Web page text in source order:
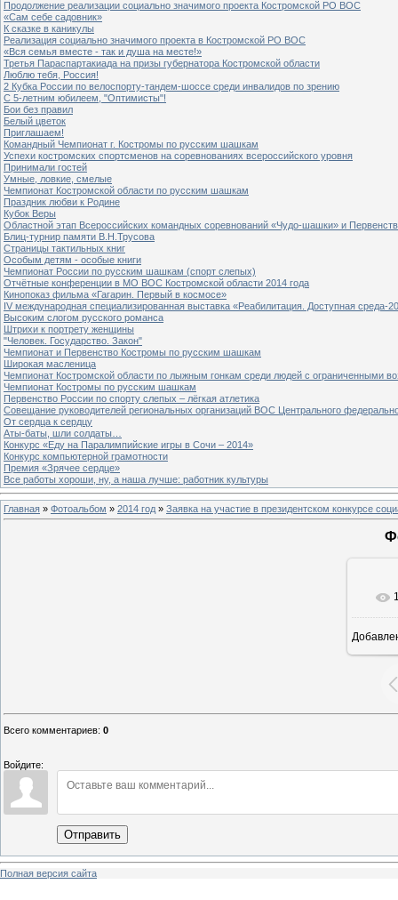
Продолжение реализации социально значимого проекта Костромской РО ВОС
«Сам себе садовник»
К сказке в каникулы
Реализация социально значимого проекта в Костромской РО ВОС
«Вся семья вместе - так и душа на месте!»
Третья Параспартакиада на призы губернатора Костромской области
Люблю тебя, Россия!
2 Кубка России по велоспорту-тандем-шоссе среди инвалидов по зрению
С 5-летним юбилеем, "Оптимисты"!
Бои без правил
Белый цветок
Приглашаем!
Командный Чемпионат г. Костромы по русским шашкам
Успехи костромских спортсменов на соревнованиях всероссийского уровня
Принимали гостей
Умные, ловкие, смелые
Чемпионат Костромской области по русским шашкам
Праздник любви к Родине
Кубок Веры
Областной этап Всероссийских командных соревнований «Чудо-шашки» и
Блиц-турнир памяти В.Н.Трусова
Страницы тактильных книг
Особым детям - особые книги
Чемпионат России по русским шашкам (спорт слепых)
Отчётные конференции в МО ВОС Костромской области 2014 года
Кинопоказ фильма «Гагарин. Первый в космосе»
IV международная специализированная выставка «Реабилитация. Доступная среда-
Высоким слогом русского романса
Штрихи к портрету женщины
"Человек. Государство. Закон"
Чемпионат и Первенство Костромы по русским шашкам
Широкая масленица
Чемпионат Костромской области по лыжным гонкам среди людей с ограниченными
Чемпионат Костромы по русским шашкам
Первенство России по спорту слепых – лёгкая атлетика
Совещание руководителей региональных организаций ВОС Центрального
От сердца к сердцу
Аты-баты, шли солдаты…
Конкурс «Еду на Паралимпийские игры в Сочи – 2014»
Конкурс компьютерной грамотности
Премия «Зрячее сердце»
Все работы хороши, ну, а наша лучше: работник культуры
Главная » Фотоальбом » 2014 год » Заявка на участие в президентском конкурсе
Всего комментариев: 0
Войдите:
Отправить
Полная версия сайта